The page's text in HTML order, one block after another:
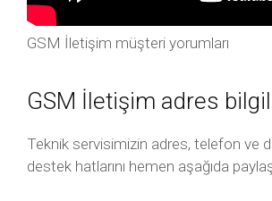
GSM İletişim müşteri yorumları
GSM İletişim adres
Teknik servisimizin adres, telefon ve
destek hatlarını hemen aşağıda